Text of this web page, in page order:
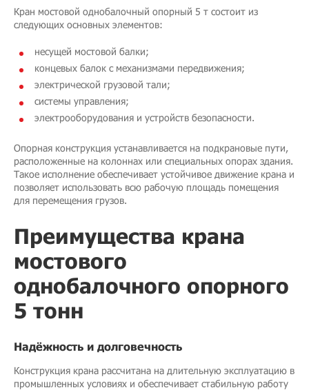
Кран мостовой однобалочный опорный 5 т состоит из
следующих основных элементов:
несущей мостовой балки;
концевых балок с механизмами передвижения;
электрической грузовой тали;
системы управления;
электрооборудования и устройств безопасности.
Опорная конструкция устанавливается на подкрановые пути,
расположенные на колоннах или специальных опорах здания.
Такое исполнение обеспечивает устойчивое движение крана и
позволяет использовать всю рабочую площадь помещения
для перемещения грузов.
Преимущества крана
мостового
однобалочного опорного
5 тонн
Надёжность и долговечность
Конструкция крана рассчитана на длительную эксплуатацию в
промышленных условиях и обеспечивает стабильную работу